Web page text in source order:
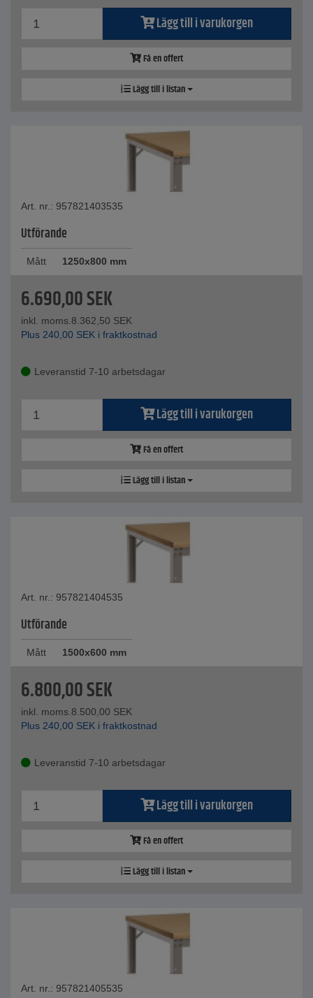
Lägg till i varukorgen
Få en offert
Lägg till i listan
Art. nr.: 957821403535
Utförande
Mått 1250x800 mm
6.690,00SEK
inkl. moms.8.362,50 SEK
Plus 240,00 SEK i fraktkostnad
Leveranstid 7-10 arbetsdagar
Lägg till i varukorgen
Få en offert
Lägg till i listan
Art. nr.: 957821404535
Utförande
Mått 1500x600 mm
6.800,00SEK
inkl. moms.8.500,00 SEK
Plus 240,00 SEK i fraktkostnad
Leveranstid 7-10 arbetsdagar
Lägg till i varukorgen
Få en offert
Lägg till i listan
Art. nr.: 957821405535